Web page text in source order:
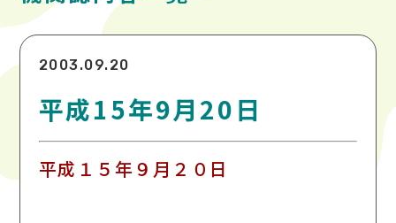
2003.09.20
平成15年9月20日
平成１５年９月２０日